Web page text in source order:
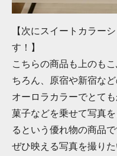
【次にスイートカラー
す！】
こちらの商品も上のも
ちろん、原宿や新宿な
オーロラカラーでとて
菓子などを乗せて写真
るという優れ物の商品で
ぜひ映える写真を撮り